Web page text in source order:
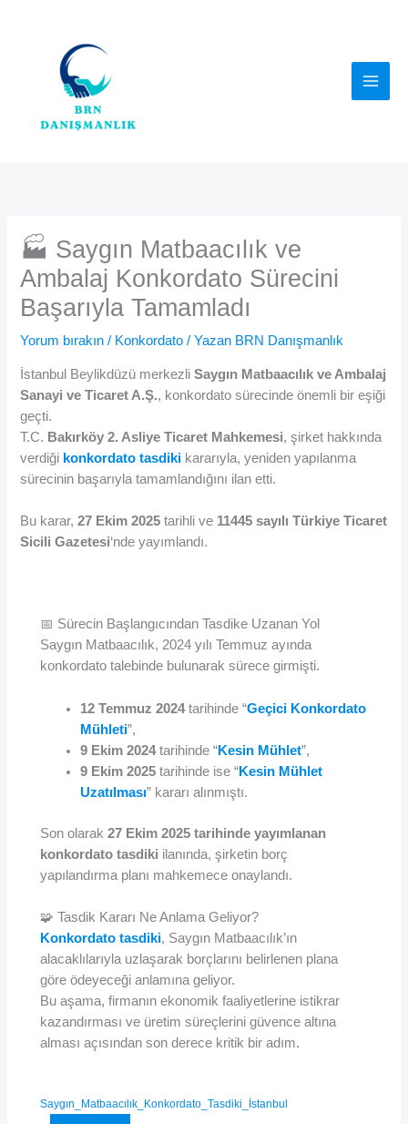
🏭 Saygın Matbaacılık ve
Ambalaj Konkordato Sürecini
Başarıyla Tamamladı
Yorum bırakın / Konkordato / Yazan BRN Danışmanlık
İstanbul Beylikdüzü merkezliSaygın Matbaacılık ve Ambalaj
Sanayi ve Ticaret A.Ş., konkordato sürecinde önemli bir eşiği
geçti.
T.C. Bakırköy 2. Asliye Ticaret Mahkemesi, şirket hakkında
verdiği konkordato tasdiki kararıyla, yeniden yapılanma
sürecinin başarıyla tamamlandığını ilan etti.
Bu karar,27 Ekim 2025 tarihli ve 11445 sayılı Türkiye Ticaret
Sicili Gazetesi‘nde yayımlandı.
📅 Sürecin Başlangıcından Tasdike Uzanan Yol
Saygın Matbaacılık, 2024 yılı Temmuz ayında
konkordato talebinde bulunarak sürece girmişti.
12 Temmuz 2024tarihinde “Geçici Konkordato
Mühleti”,
9 Ekim 2024tarihinde “Kesin Mühlet”,
9 Ekim 2025 tarihinde ise “Kesin Mühlet
Uzatılması” kararı alınmıştı.
Son olarak27 Ekim 2025 tarihinde yayımlanan
konkordato tasdiki ilanında, şirketin borç
yapılandırma planı mahkemece onaylandı.
🧩 Tasdik Kararı Ne Anlama Geliyor?
Konkordato tasdiki, Saygın Matbaacılık’ın
alacaklılarıyla uzlaşarak borçlarını belirlenen plana
göre ödeyeceği anlamına geliyor.
Bu aşama, firmanın ekonomik faaliyetlerine istikrar
kazandırması ve üretim süreçlerini güvence altına
alması açısından son derece kritik bir adım.
Saygın_Matbaacılık_Konkordato_Tasdiki_İstanbul